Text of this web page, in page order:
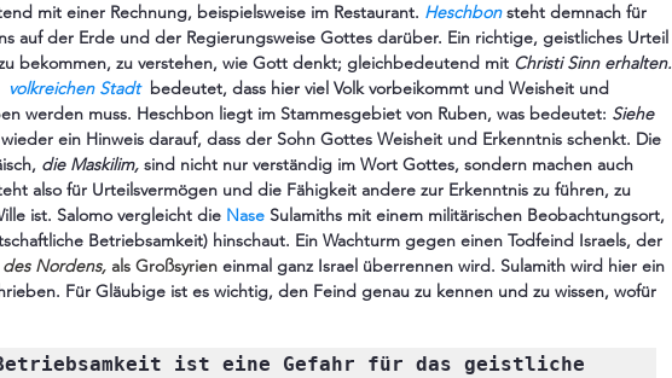
mit einer Rechnung, beispielsweise im Restaurant. Heschbon steht demnach für
auf der Erde und der Regierungsweise Gottes darüber. Ein richtige, geistliches Urteil
bekommen, zu verstehen, wie Gott denkt; gleichbedeutend mit Christi Sinn erhalten.
volkreichen Stadt
  bedeutet, dass hier viel Volk vorbeikommt und Weisheit und
werden muss. Heschbon liegt im Stammesgebiet von Ruben, was bedeutet: Siehe
ein Hinweis darauf, dass der Sohn Gottes Weisheit und Erkenntnis schenkt. Die
die Maskilim, sind nicht nur verständig im Wort Gottes, sondern machen auch
also für Urteilsvermögen und die Fähigkeit andere zur Erkenntnis zu führen, zu
ist. Salomo vergleicht die Nase Sulamiths mit einem militärischen Beobachtungsort,
Betriebsamkeit) hinschaut. Ein Wachturm gegen einen Todfeind Israels, der
Nordens, als Großsyrien einmal ganz Israel überrennen wird. Sulamith wird hier ein
Für Gläubige ist es wichtig, den Feind genau zu kennen und zu wissen, wofür
ist eine Gefahr für das geistliche